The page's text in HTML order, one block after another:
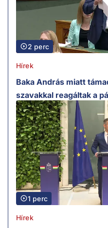
2 perc
Hírek
Baka András miatt
szavakkal reagáltak a
1 perc
Hírek